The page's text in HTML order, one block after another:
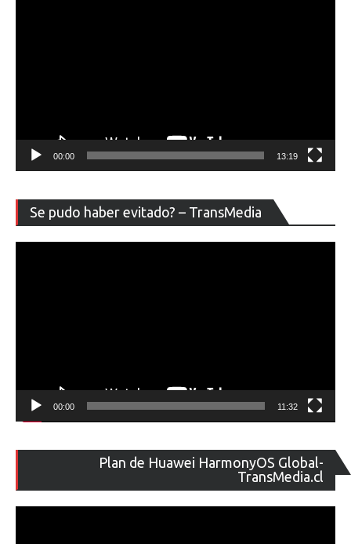
00:00 13:19
Se pudo haber evitado? – TransMedia
de
00:00 11:32
Plan de Huawei HarmonyOS Global-
TransMedia.cl
de